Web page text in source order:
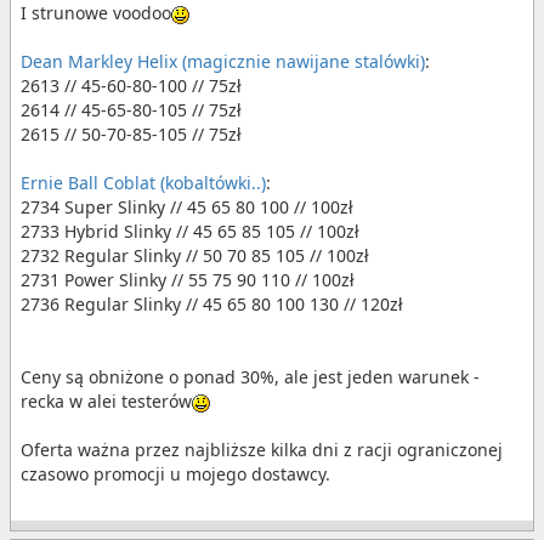
I strunowe voodoo
Dean Markley Helix (magicznie nawijane stalówki):
2613 // 45-60-80-100 // 75zł
2614 // 45-65-80-105 // 75zł
2615 // 50-70-85-105 // 75zł
Ernie Ball Coblat (kobaltówki..):
2734 Super Slinky // 45 65 80 100 // 100zł
2733 Hybrid Slinky // 45 65 85 105 // 100zł
2732 Regular Slinky // 50 70 85 105 // 100zł
2731 Power Slinky // 55 75 90 110 // 100zł
2736 Regular Slinky // 45 65 80 100 130 // 120zł
Ceny są obniżone o ponad 30%, ale jest jeden warunek -
recka w alei testerów
Oferta ważna przez najbliższe kilka dni z racji ograniczonej
czasowo promocji u mojego dostawcy.